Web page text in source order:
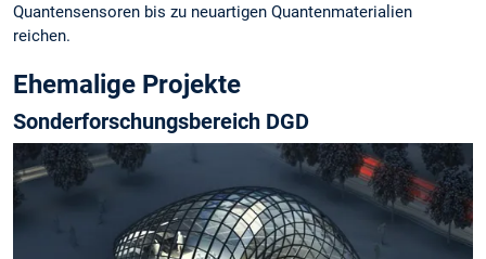
Quantensensoren bis zu neuartigen Quantenmaterialien
reichen.
Ehemalige Projekte
Sonder­forschungs­bereich DGD